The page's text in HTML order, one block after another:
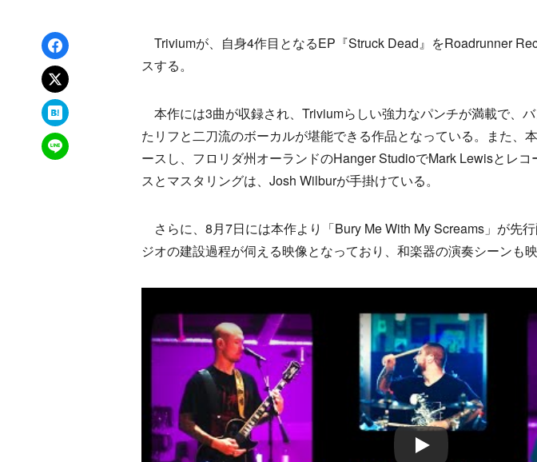
Facebookでシェア
xでポスト
はてなブックマーク
LINEで送る
Triviumが、自身4作目となるEP『Struck Dead』をRoadrunner
スする。
本作には3曲が収録され、Triviumらしい強力なパンチが満載で、
たリフと二刀流のボーカルが堪能できる作品となっている。また、
ースし、フロリダ州オーランドのHanger StudioでMark Lewisとレコ
スとマスタリングは、Josh Wilburが手掛けている。
さらに、8月7日には本作より「Bury Me With My Screams」が先
ジオの建設過程が伺える映像となっており、和楽器の演奏シーンも映